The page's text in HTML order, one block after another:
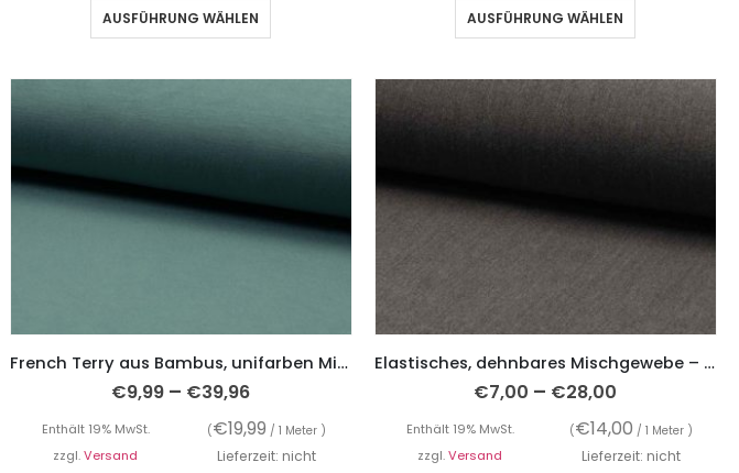
AUSFÜHRUNG WÄHLEN AUSFÜHRUNG WÄHLEN
French Terry aus Bambus, unifarben Mintgrün
€9,99 – €39,96
Enthält 19% MwSt. (€19,99 / 1 Meter )
zzgl.Versand
Lieferzeit: nicht
Elastisches, dehnbares Mischgewebe – Kofferware, Grau
€7,00 – €28,00
Enthält 19% MwSt. (€14,00 / 1 Meter )
zzgl.Versand
Lieferzeit: nicht